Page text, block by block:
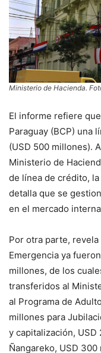
Ministerio de Hacienda.
El informe refiere
Paraguay (BCP) una
(USD 500 millones).
Ministerio de
de línea de crédito,
detalla que se
en el mercado
Por otra parte,
Emergencia ya
millones, de los
transferidos al
al Programa de
millones para
y capitalización,
Ñangareko, USD